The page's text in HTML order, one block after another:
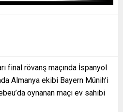
final rövanş maçında İspanyol
Almanya ekibi Bayern Münih’i
oynanan maçı ev sahibi